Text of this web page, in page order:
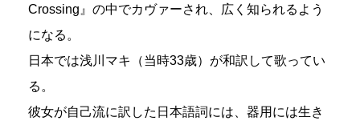
Crossing』の中でカヴァーされ、広く知られるよう
になる。
日本では浅川マキ（当時33歳）が和訳して歌ってい
る。
彼女が自己流に訳した日本語詞には、器用には生き